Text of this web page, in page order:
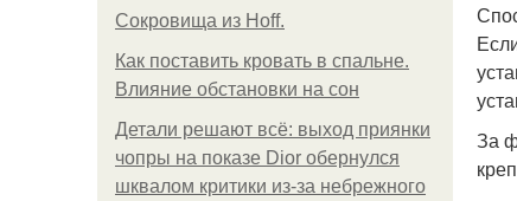
Сокровища из Hoff.
Как поставить кровать в спальне.
Влияние обстановки на сон
Детали решают всё: выход приянки
чопры на показе Dior обернулся
шквалом критики из-за небрежного
За